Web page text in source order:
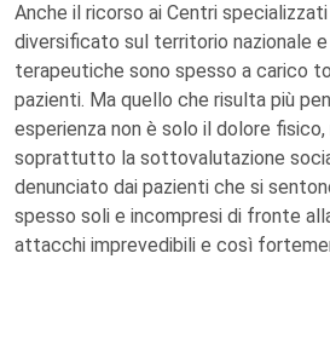
Anche il ricorso ai Centri
diversificato sul territorio nazionale
terapeutiche sono spesso a carico
pazienti. Ma quello che risulta più
esperienza non è solo il dolore fisico,
soprattutto la sottovalutazione
denunciato dai pazienti che si
spesso soli e incompresi di fronte
attacchi imprevedibili e così